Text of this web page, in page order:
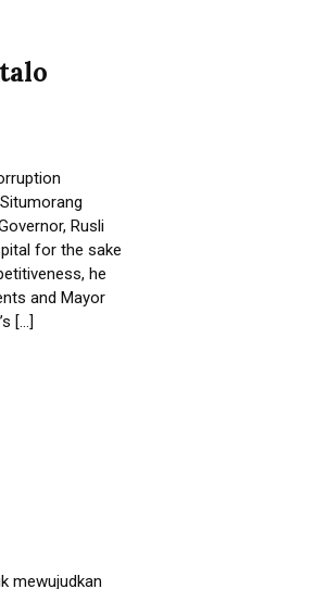
Rusli
for the sake
he
and Mayor
[…]
mewujudkan